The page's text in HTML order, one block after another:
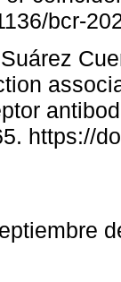
bcr-
https://